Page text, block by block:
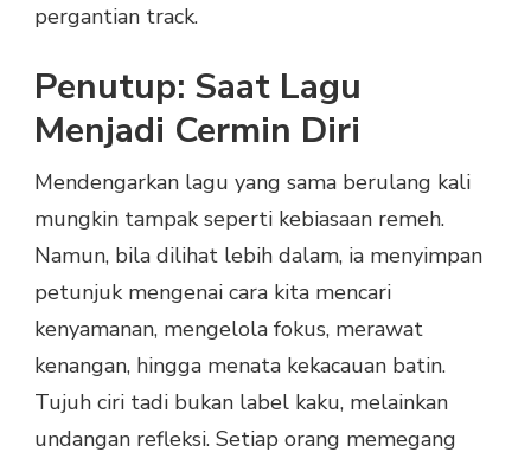
pergantian track.
Penutup: Saat Lagu
Menjadi Cermin Diri
Mendengarkan lagu yang sama berulang kali
mungkin tampak seperti kebiasaan remeh.
Namun, bila dilihat lebih dalam, ia menyimpan
petunjuk mengenai cara kita mencari
kenyamanan, mengelola fokus, merawat
kenangan, hingga menata kekacauan batin.
Tujuh ciri tadi bukan label kaku, melainkan
undangan refleksi. Setiap orang memegang